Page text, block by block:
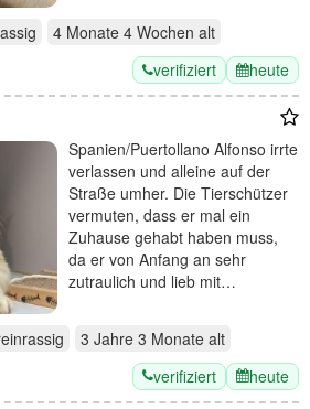
4 Monate 4 Wochen alt
verifiziert heute
Spanien/Puertollano Alfonso irrte
verlassen und alleine auf der
Straße umher. Die Tierschützer
vermuten, dass er mal ein
Zuhause gehabt haben muss,
da er von Anfang an sehr
zutraulich und lieb mit…
3 Jahre 3 Monate alt
verifiziert heute